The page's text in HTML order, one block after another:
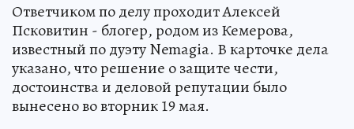
Ответчиком по делу проходит Алексей
Псковитин - блогер, родом из Кемерова,
известный по дуэту Nemagia. В карточке дела
указано, что решение о защите чести,
достоинства и деловой репутации было
вынесено во вторник 19 мая.